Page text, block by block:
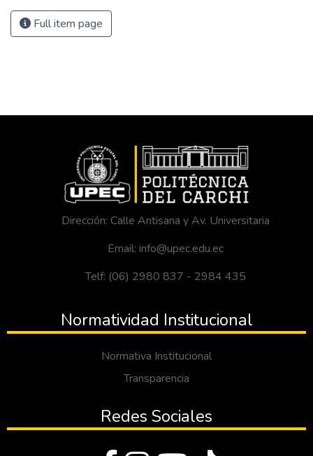
Full item page
Dirección: Calle Antisana y Av. Universitaria
Email: info@upec.edu.ec
Telf: (06) 2980 837 - 2984 435
Normatividad Institucional
Normativa Institucional
Transparencia
Redes Sociales